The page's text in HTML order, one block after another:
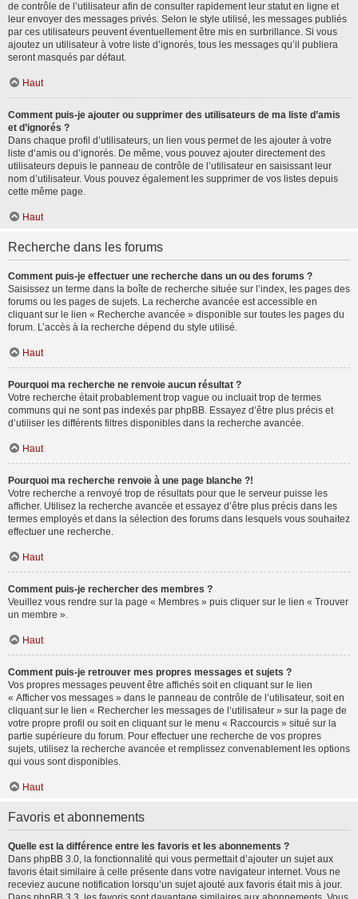
de contrôle de l’utilisateur afin de consulter rapidement leur statut en ligne et
leur envoyer des messages privés. Selon le style utilisé, les messages publiés
par ces utilisateurs peuvent éventuellement être mis en surbrillance. Si vous
ajoutez un utilisateur à votre liste d’ignorés, tous les messages qu’il publiera
seront masqués par défaut.
Haut
Comment puis-je ajouter ou supprimer des utilisateurs de ma liste d’amis
et d’ignorés ?
Dans chaque profil d’utilisateurs, un lien vous permet de les ajouter à votre
liste d’amis ou d’ignorés. De même, vous pouvez ajouter directement des
utilisateurs depuis le panneau de contrôle de l’utilisateur en saisissant leur
nom d’utilisateur. Vous pouvez également les supprimer de vos listes depuis
cette même page.
Haut
Recherche dans les forums
Comment puis-je effectuer une recherche dans un ou des forums ?
Saisissez un terme dans la boîte de recherche située sur l’index, les pages des
forums ou les pages de sujets. La recherche avancée est accessible en
cliquant sur le lien « Recherche avancée » disponible sur toutes les pages du
forum. L’accès à la recherche dépend du style utilisé.
Haut
Pourquoi ma recherche ne renvoie aucun résultat ?
Votre recherche était probablement trop vague ou incluait trop de termes
communs qui ne sont pas indexés par phpBB. Essayez d’être plus précis et
d’utiliser les différents filtres disponibles dans la recherche avancée.
Haut
Pourquoi ma recherche renvoie à une page blanche ?!
Votre recherche a renvoyé trop de résultats pour que le serveur puisse les
afficher. Utilisez la recherche avancée et essayez d’être plus précis dans les
termes employés et dans la sélection des forums dans lesquels vous souhaitez
effectuer une recherche.
Haut
Comment puis-je rechercher des membres ?
Veuillez vous rendre sur la page « Membres » puis cliquer sur le lien « Trouver
un membre ».
Haut
Comment puis-je retrouver mes propres messages et sujets ?
Vos propres messages peuvent être affichés soit en cliquant sur le lien
« Afficher vos messages » dans le panneau de contrôle de l’utilisateur, soit en
cliquant sur le lien « Rechercher les messages de l’utilisateur » sur la page de
votre propre profil ou soit en cliquant sur le menu « Raccourcis » situé sur la
partie supérieure du forum. Pour effectuer une recherche de vos propres
sujets, utilisez la recherche avancée et remplissez convenablement les options
qui vous sont disponibles.
Haut
Favoris et abonnements
Quelle est la différence entre les favoris et les abonnements ?
Dans phpBB 3.0, la fonctionnalité qui vous permettait d’ajouter un sujet aux
favoris était similaire à celle présente dans votre navigateur internet. Vous ne
receviez aucune notification lorsqu’un sujet ajouté aux favoris était mis à jour.